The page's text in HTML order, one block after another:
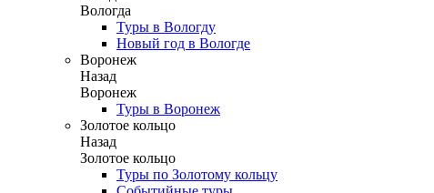
Вологда
Туры в Вологду
Новый год в Вологде
Воронеж
Назад
Воронеж
Туры в Воронеж
Золотое кольцо
Назад
Золотое кольцо
Туры по Золотому кольцу